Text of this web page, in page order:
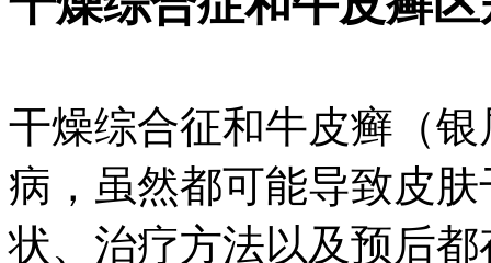
干燥综合征和牛皮癣（
病，虽然都可能导致皮
状、治疗方法以及预后